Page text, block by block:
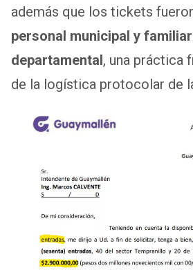
además que los tickets
personal municipal y
departamental , una práctica
de la logística protocolar de